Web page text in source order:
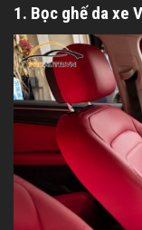
1. Bọc ghế da xe